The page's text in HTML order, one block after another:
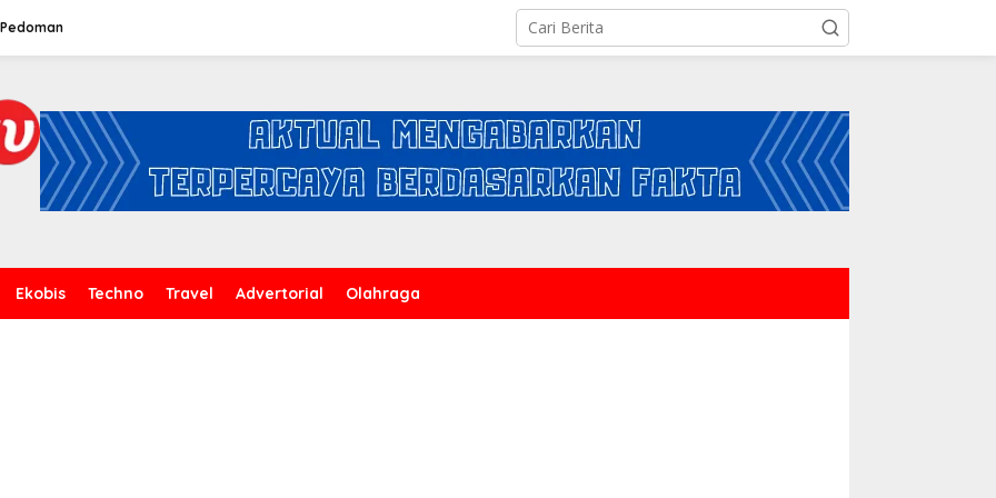
Pedoman
Ekobis Techno Travel Advertorial Olahraga